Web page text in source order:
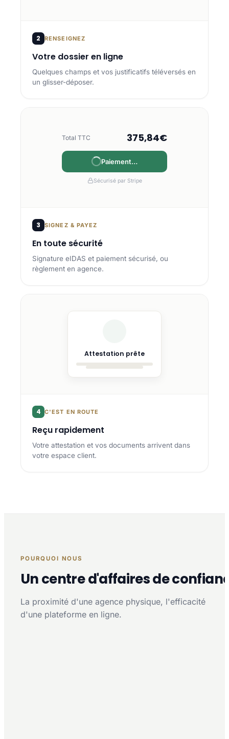
2 RENSEIGNEZ
Votre dossier en ligne
Quelques champs et vos justificatifs téléversés en
un glisser-déposer.
Total TTC 375,84€
Paiement…
Payé
Sécurisé par Stripe
3 SIGNEZ & PAYEZ
En toute sécurité
Signature eIDAS et paiement sécurisé, ou
règlement en agence.
Attestation prête
4 C'EST EN ROUTE
Reçu rapidement
Votre attestation et vos documents arrivent dans
votre espace client.
POURQUOI NOUS
Un centre d'affaires de
La proximité d'une agence physique, l'efficacité
d'une plateforme en ligne.